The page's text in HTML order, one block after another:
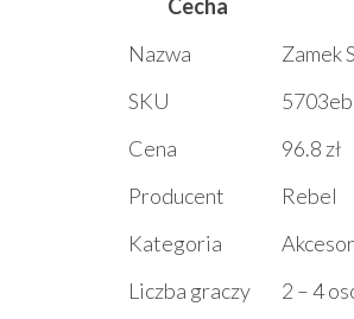
Cecha
Nazwa
Zamek
SKU
Cena
96.8 zł
Producent
Rebel
Kategoria
Liczba graczy
2 – 4